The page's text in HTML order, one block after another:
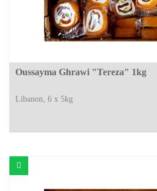
Oussayma Ghrawi "Tereza" 1kg
Libanon, 6 x 5kg